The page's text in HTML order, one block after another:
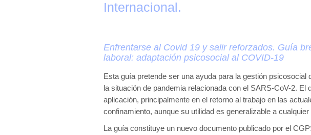
Internacional.
Enfrentarse al Covid 19 y salir reforzados. Guía
laboral: adaptación psicosocial al COVID-19
Esta guía pretende ser una ayuda para la gestión
la situación de pandemia relacionada con el SARS-CoV-2. El
aplicación, principalmente en el retorno al trabajo en las
confinamiento, aunque su utilidad es generalizable a
La guía constituye un nuevo documento publicado por el